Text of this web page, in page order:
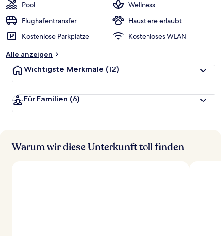
Pool
Wellness
Flughafentransfer
Haustiere erlaubt
Kostenlose Parkplätze
Kostenloses WLAN
Alle anzeigen
Wichtigste Merkmale (12)
Für Familien (6)
Warum wir diese Unterkunft toll finden